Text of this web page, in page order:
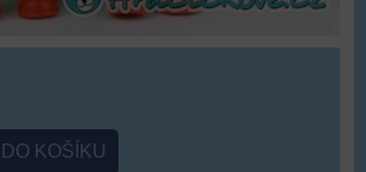
DO KOŠÍKU